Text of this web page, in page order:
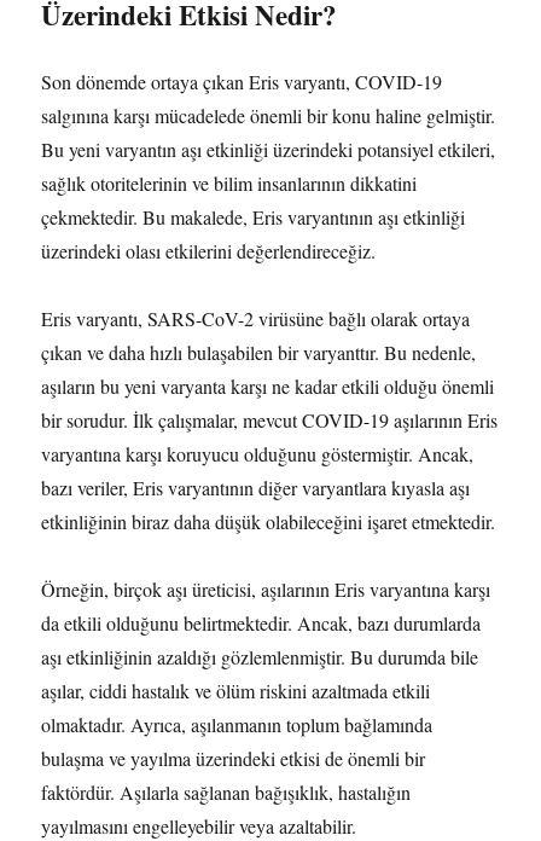
Üzerindeki Etkisi Nedir?
Son dönemde ortaya çıkan Eris varyantı, COVID-19
salgınına karşı mücadelede önemli bir konu haline gelmiştir.
Bu yeni varyantın aşı etkinliği üzerindeki potansiyel etkileri,
sağlık otoritelerinin ve bilim insanlarının dikkatini
çekmektedir. Bu makalede, Eris varyantının aşı etkinliği
üzerindeki olası etkilerini değerlendireceğiz.
Eris varyantı, SARS-CoV-2 virüsüne bağlı olarak ortaya
çıkan ve daha hızlı bulaşabilen bir varyanttır. Bu nedenle,
aşıların bu yeni varyanta karşı ne kadar etkili olduğu önemli
bir sorudur. İlk çalışmalar, mevcut COVID-19 aşılarının Eris
varyantına karşı koruyucu olduğunu göstermiştir. Ancak,
bazı veriler, Eris varyantının diğer varyantlara kıyasla aşı
etkinliğinin biraz daha düşük olabileceğini işaret etmektedir.
Örneğin, birçok aşı üreticisi, aşılarının Eris varyantına karşı
da etkili olduğunu belirtmektedir. Ancak, bazı durumlarda
aşı etkinliğinin azaldığı gözlemlenmiştir. Bu durumda bile
aşılar, ciddi hastalık ve ölüm riskini azaltmada etkili
olmaktadır. Ayrıca, aşılanmanın toplum bağlamında
bulaşma ve yayılma üzerindeki etkisi de önemli bir
faktördür. Aşılarla sağlanan bağışıklık, hastalığın
yayılmasını engelleyebilir veya azaltabilir.